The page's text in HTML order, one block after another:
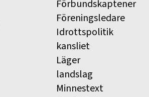
Förbundskaptener
Föreningsledare
Idrottspolitik
kansliet
Läger
landslag
Minnestext